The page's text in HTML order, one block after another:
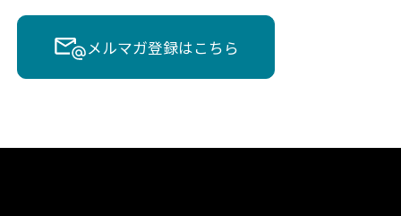
メルマガ登録はこちら